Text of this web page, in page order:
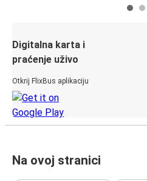
Digitalna karta i
praćenje uživo
Otkrij FlixBus aplikaciju
Na ovoj stranici